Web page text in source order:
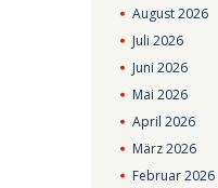
August2026
Juli2026
Juni2026
Mai2026
April2026
März2026
Februar2026